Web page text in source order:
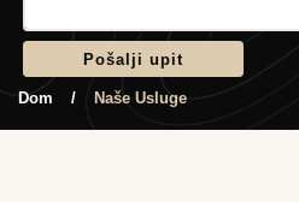
Pošalji upit
Dom Naše Usluge